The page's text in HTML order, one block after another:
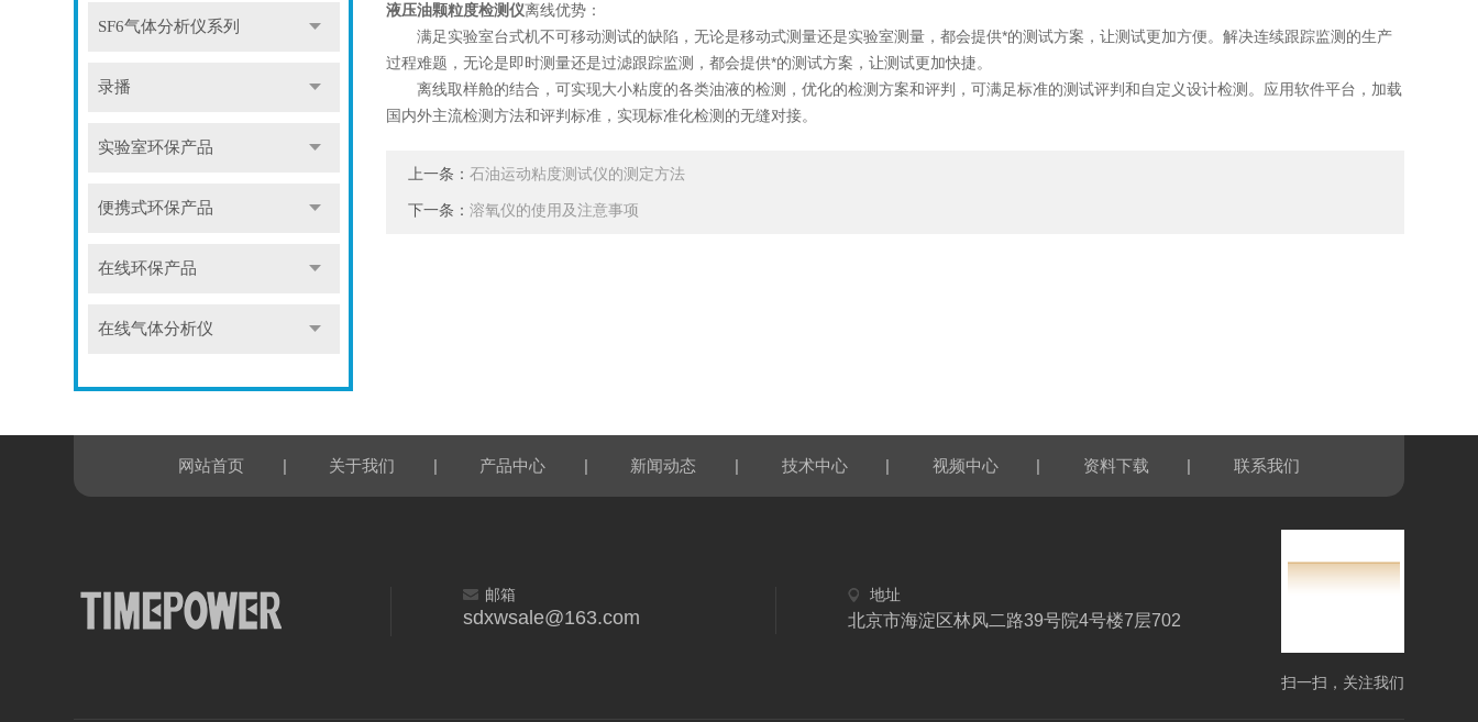
SF6气体分析仪系列
录播
实验室环保产品
便携式环保产品
在线环保产品
在线气体分析仪
液压油颗粒度检测仪离线优势：
满足实验室台式机不可移动测试的缺陷，无论是移动式测量还是实验室测量，都会提供*的测试方案，让测试更加方便。解决连续跟踪监测的生产
过程难题，无论是即时测量还是过滤跟踪监测，都会提供*的测试方案，让测试更加快捷。
离线取样舱的结合，可实现大小粘度的各类油液的检测，优化的检测方案和评判，可满足标准的测试评判和自定义设计检测。应用软件平台，加载
国内外主流检测方法和评判标准，实现标准化检测的无缝对接。
上一条：石油运动粘度测试仪的测定方法
下一条：溶氧仪的使用及注意事项
网站首页 | 关于我们 | 产品中心 | 新闻动态 | 技术中心 | 视频中心 | 资料下载 | 联系我们
邮箱
sdxwsale@163.com
地址
北京市海淀区林风二路39号院4号楼7层702
扫一扫，关注我们